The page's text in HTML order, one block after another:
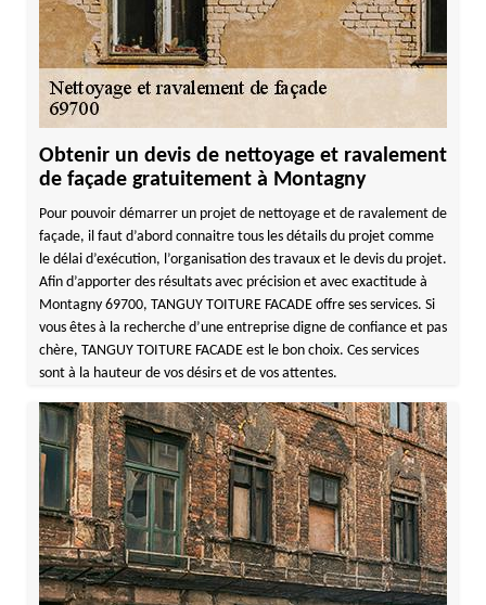
Obtenir un devis de nettoyage et ravalement
de façade gratuitement à Montagny
Pour pouvoir démarrer un projet de nettoyage et de ravalement de
façade, il faut d’abord connaitre tous les détails du projet comme
le délai d’exécution, l’organisation des travaux et le devis du projet.
Afin d’apporter des résultats avec précision et avec exactitude à
Montagny 69700, TANGUY TOITURE FACADE offre ses services. Si
vous êtes à la recherche d’une entreprise digne de confiance et pas
chère, TANGUY TOITURE FACADE est le bon choix. Ces services
sont à la hauteur de vos désirs et de vos attentes.